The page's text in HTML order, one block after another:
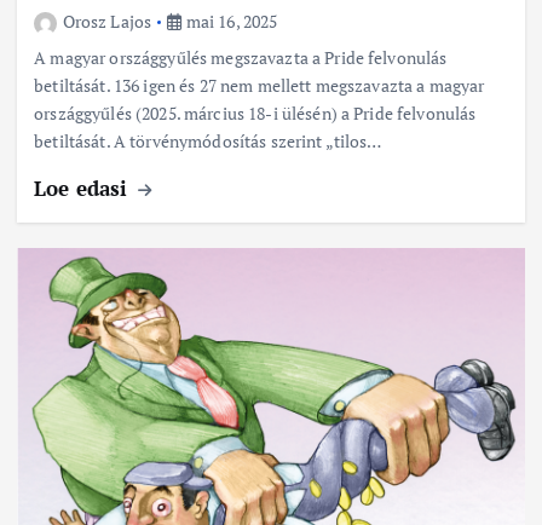
Orosz Lajos
mai 16, 2025
A magyar országgyűlés megszavazta a Pride felvonulás
betiltását. 136 igen és 27 nem mellett megszavazta a magyar
országgyűlés (2025. március 18-i ülésén) a Pride felvonulás
betiltását. A törvénymódosítás szerint „tilos…
Loe edasi